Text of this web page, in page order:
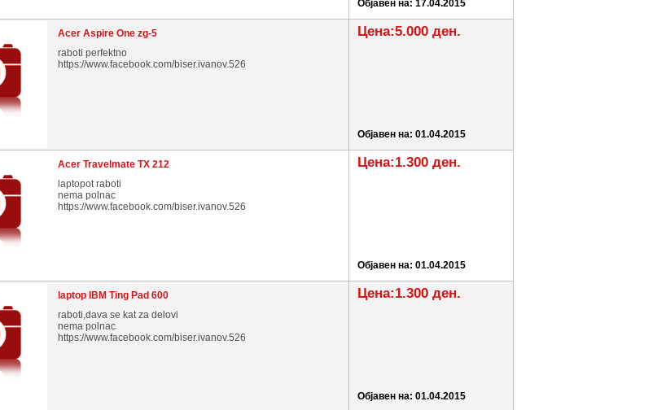
Објавен на: 17.04.2015
Acer Aspire One zg-5
raboti perfektno
https://www.facebook.com/biser.ivanov.526
Цена:5.000 ден.
Објавен на: 01.04.2015
Acer Travelmate TX 212
laptopot raboti
nema polnac
https://www.facebook.com/biser.ivanov.526
Цена:1.300 ден.
Објавен на: 01.04.2015
laptop IBM Ting Pad 600
raboti,dava se kat za delovi
nema polnac
https://www.facebook.com/biser.ivanov.526
Цена:1.300 ден.
Објавен на: 01.04.2015